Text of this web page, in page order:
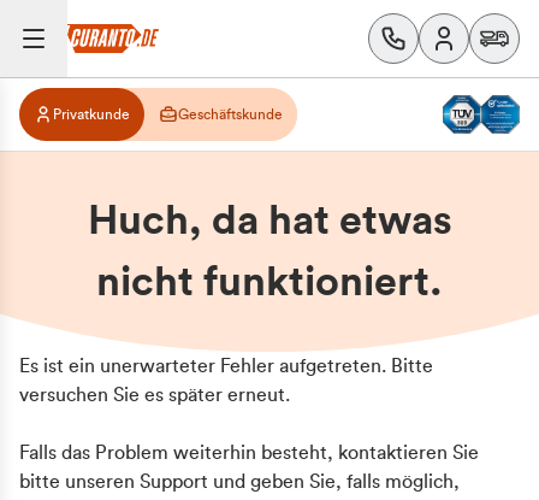
Privatkunde Geschäftskunde
Huch, da hat etwas
nicht funktioniert.
Es ist ein unerwarteter Fehler aufgetreten. Bitte
versuchen Sie es später erneut.
Falls das Problem weiterhin besteht, kontaktieren Sie
bitte unseren Support und geben Sie, falls möglich,